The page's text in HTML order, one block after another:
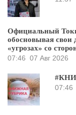
Официальный
обосновывая свои
«угрозах» со
07:46 07 Авг 2026
07:46